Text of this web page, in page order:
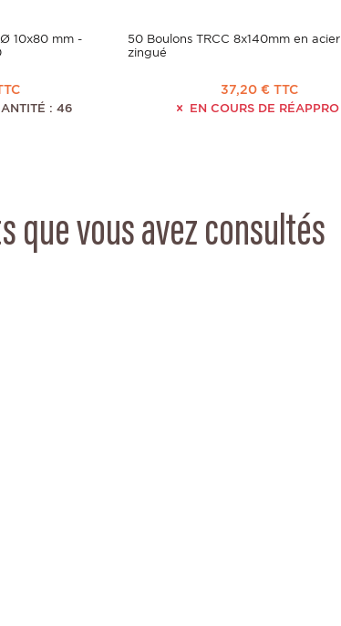
10x80 mm -
: 46
50 Boulons TRCC 8x140mm en acier
zingué
37,20 € TTC
EN COURS DE RÉAPPRO
que vous avez consultés